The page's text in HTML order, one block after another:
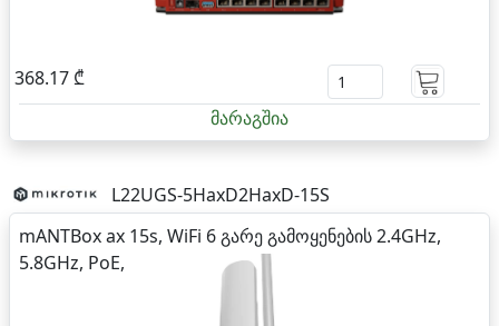
368.17 ₾
მარაგშია
L22UGS-5HaxD2HaxD-15S
mANTBox ax 15s, WiFi 6 გარე გამოყენების 2.4GHz,
5.8GHz, PoE,